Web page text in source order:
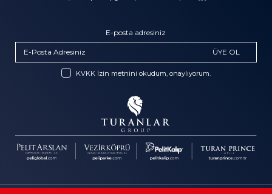
E-posta adresiniz
ÜYE OL
KVKK İzin metnini okudum, onaylıyorum.